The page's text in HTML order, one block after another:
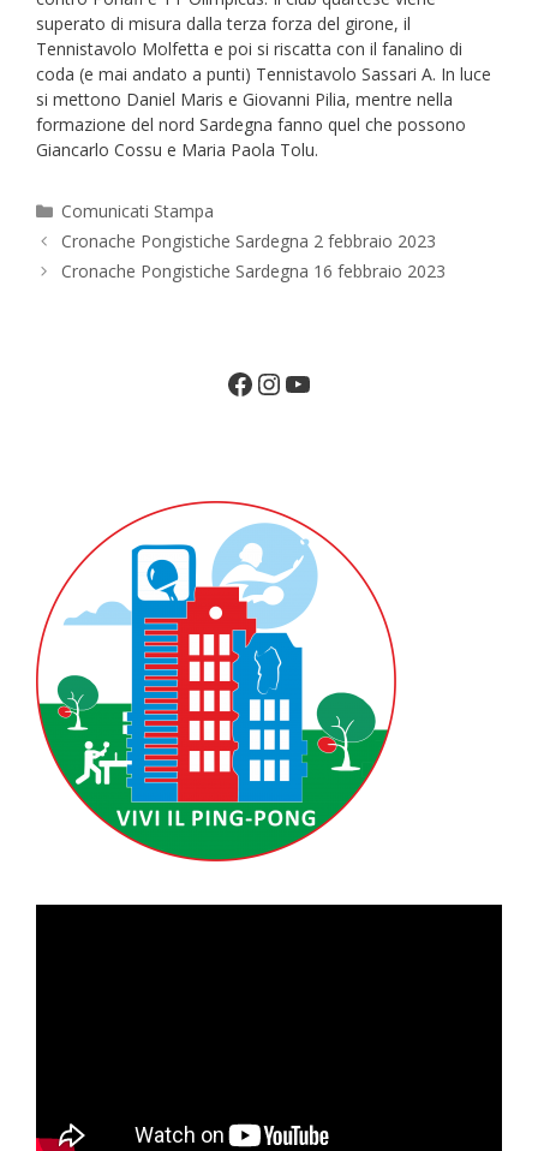
superato di misura dalla terza forza del girone, il
Tennistavolo Molfetta e poi si riscatta con il fanalino di
coda (e mai andato a punti) Tennistavolo Sassari A. In luce
si mettono Daniel Maris e Giovanni Pilia, mentre nella
formazione del nord Sardegna fanno quel che possono
Giancarlo Cossu e Maria Paola Tolu.
Categorie
Comunicati Stampa
Cronache Pongistiche Sardegna 2 febbraio 2023
Cronache Pongistiche Sardegna 16 febbraio 2023
Facebook
Instagram
YouTube